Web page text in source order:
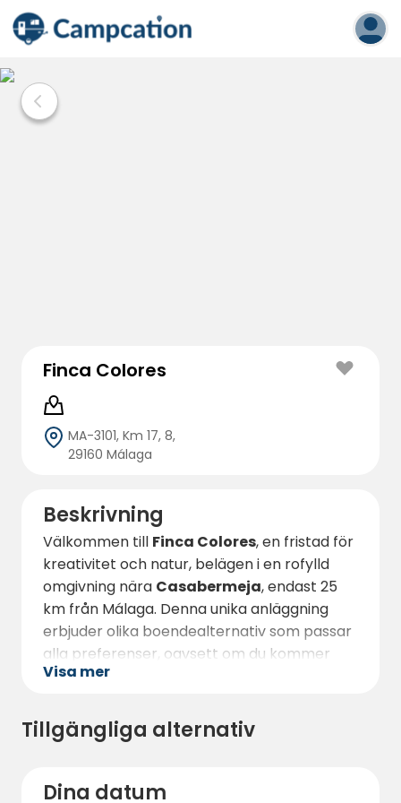
Finca Colores
MA-3101, Km 17, 8,
29160 Málaga
Beskrivning
Välkommen till Finca Colores, en fristad för
kreativitet och natur, belägen i en rofylld
omgivning nära Casabermeja, endast 25
km från Málaga. Denna unika anläggning
erbjuder olika boendealternativ som passar
alla preferenser, oavsett om du kommer
med din husvagn, tält eller om du föredrar
glamping-tält eller våra hemtrevliga tiny
houses med alla bekvämligheter.
enastående utsikt över bergen och, under
Visa mer
Tillgängliga alternativ
Dina datum